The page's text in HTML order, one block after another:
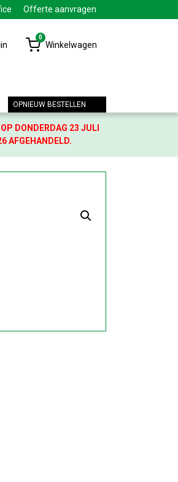
Offerte aanvragen
0
Winkelwagen
OPNIEUW BESTELLEN
DONDERDAG 23 JULI
AFGEHANDELD.